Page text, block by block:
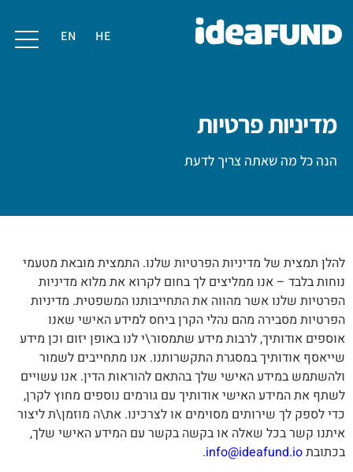
HE
EN
מדיניות פרטיות
הנה כל מה שאתה צריך לדעת
להלן תמצית של מדיניות הפרטיות שלנו. התמצית מובאת מטעמי
נוחות בלבד – אנו ממליצים לך בחום לקרוא את מלוא מדיניות
הפרטיות שלנו אשר מהווה את התחייבותנו המשפטית. מדיניות
הפרטיות מסבירה מהם נהלי הקרן ביחס למידע האישי שאנו
אוספים אודותיך, לרבות מידע שתמסור\י לנו באופן יזום וכן מידע
שייאסף אודותיך במסגרת התקשרותנו. אנו מתחייבים לשמור
ולהשתמש במידע האישי שלך בהתאם להוראות הדין. אנו עשויים
לשתף את המידע האישי אודותיך עם גורמים נוספים מחוץ לקרן,
כדי לספק לך שירותים מסוימים או לצרכינו. את\ה מוזמן\ת ליצור
איתנו קשר בכל שאלה או בקשה בקשר עם המידע האישי שלך,
בכתובתinfo@ideafund.io
.